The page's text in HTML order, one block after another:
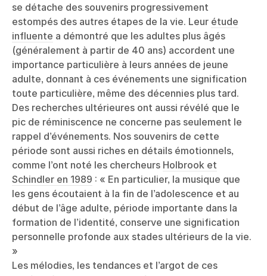
se détache des souvenirs progressivement
estompés des autres étapes de la vie. Leur étude
influente a démontré que les adultes plus âgés
(généralement à partir de 40 ans) accordent une
importance particulière à leurs années de jeune
adulte, donnant à ces événements une signification
toute particulière, même des décennies plus tard.
Des recherches ultérieures ont aussi révélé que le
pic de réminiscence ne concerne pas seulement le
rappel d’événements. Nos souvenirs de cette
période sont aussi riches en détails émotionnels,
comme l’ont noté les chercheurs Holbrook et
Schindler en 1989 : « En particulier, la musique que
les gens écoutaient à la fin de l’adolescence et au
début de l’âge adulte, période importante dans la
formation de l’identité, conserve une signification
personnelle profonde aux stades ultérieurs de la vie.
»
Les mélodies, les tendances et l’argot de ces